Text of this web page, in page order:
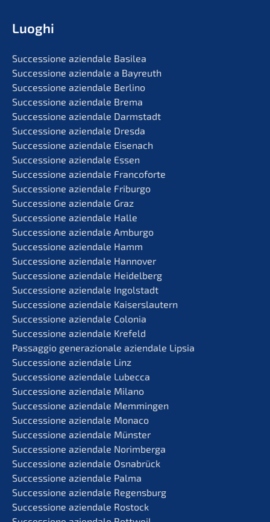
Luoghi
Succes­sio­ne aziend­a­le Basilea
Succes­sio­ne aziend­a­le a Bayreuth
Succes­sio­ne aziend­a­le Berlino
Succes­sio­ne aziend­a­le Brema
Succes­sio­ne aziend­a­le Darmstadt
Succes­sio­ne aziend­a­le Dresda
Succes­sio­ne aziend­a­le Eisenach
Succes­sio­ne aziend­a­le Essen
Succes­sio­ne aziend­a­le Francoforte
Succes­sio­ne aziend­a­le Friburgo
Succes­sio­ne aziend­a­le Graz
Succes­sio­ne aziend­a­le Halle
Succes­sio­ne aziend­a­le Amburgo
Succes­sio­ne aziend­a­le Hamm
Succes­sio­ne aziend­a­le Hannover
Succes­sio­ne aziend­a­le Heidelberg
Succes­sio­ne aziend­a­le Ingolstadt
Succes­sio­ne aziend­a­le Kaiserslautern
Succes­sio­ne aziend­a­le Colonia
Succes­sio­ne aziend­a­le Krefeld
Passag­gio genera­zio­na­le aziend­a­le Lipsia
Succes­sio­ne aziend­a­le Linz
Succes­sio­ne aziend­a­le Lubecca
Succes­sio­ne aziend­a­le Milano
Succes­sio­ne aziend­a­le Memmingen
Succes­sio­ne aziend­a­le Monaco
Succes­sio­ne aziend­a­le Münster
Succes­sio­ne aziend­a­le Norimberga
Succes­sio­ne aziend­a­le Osnabrück
Succes­sio­ne aziend­a­le Palma
Succes­sio­ne aziend­a­le Regensburg
Succes­sio­ne aziend­a­le Rostock